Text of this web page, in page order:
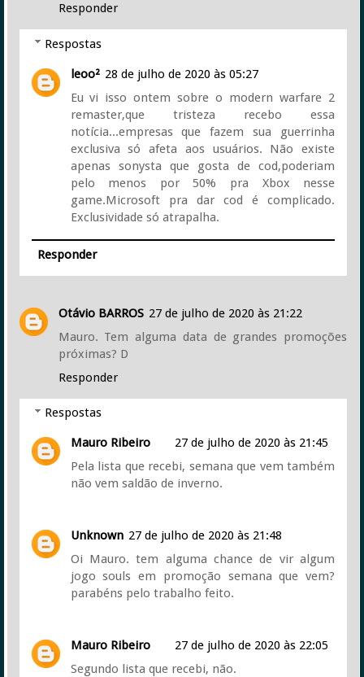
Responder
Respostas
leoo² 28 de julho de 2020 às 05:27
Eu vi isso ontem sobre o modern warfare 2
remaster,que tristeza recebo essa
notícia...empresas que fazem sua guerrinha
exclusiva só afeta aos usuários. Não existe
apenas sonysta que gosta de cod,poderiam
pelo menos por 50% pra Xbox nesse
game.Microsoft pra dar cod é complicado.
Exclusividade só atrapalha.
Responder
Otávio BARROS 27 de julho de 2020 às 21:22
Mauro. Tem alguma data de grandes promoções
próximas? D
Responder
Respostas
Mauro Ribeiro
27 de julho de 2020 às 21:45
Pela lista que recebi, semana que vem também
não vem saldão de inverno.
Unknown 27 de julho de 2020 às 21:48
Oi Mauro. tem alguma chance de vir algum
jogo souls em promoção semana que vem?
parabéns pelo trabalho feito.
Mauro Ribeiro
27 de julho de 2020 às 22:05
Segundo lista que recebi, não.